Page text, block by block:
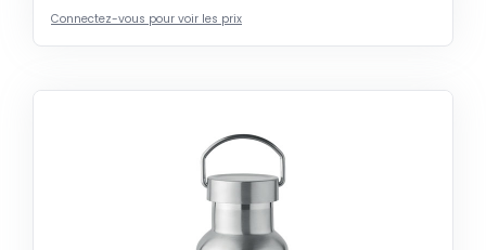
Connectez-vous pour voir les prix